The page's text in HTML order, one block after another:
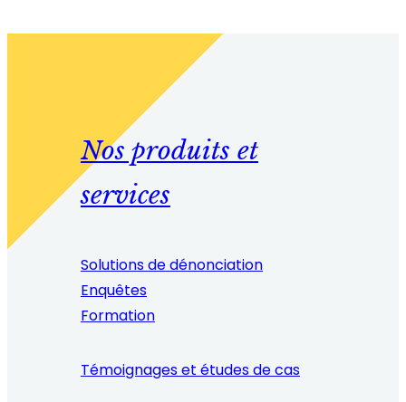
Nos produits et
services
Solutions de dénonciation
Enquêtes
Formation
Témoignages et études de cas